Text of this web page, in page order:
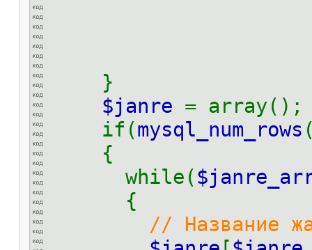
}
$janre = array();
if(mysql_num_rows
{
while(
{
// Название